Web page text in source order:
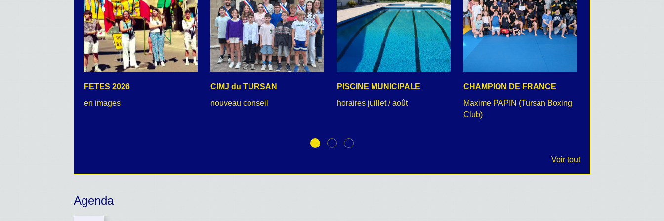
FETES 2026
en images
CIMJ du TURSAN
nouveau conseil
PISCINE MUNICIPALE
horaires juillet / août
CHAMPION DE FRANCE
Maxime PAPIN (Tursan Boxing
Club)
Voir tout
Agenda